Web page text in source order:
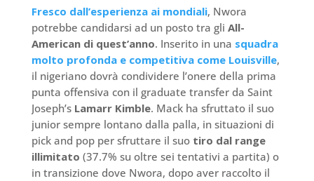
Fresco dall’esperienza ai mondiali, Nwora
potrebbe candidarsi ad un posto tra gli All-
American di quest’anno. Inserito in una squadra
molto profonda e competitiva come Louisville,
il nigeriano dovrà condividere l’onere della prima
punta offensiva con il graduate transfer da Saint
Joseph’s Lamarr Kimble. Mack ha sfruttato il suo
junior sempre lontano dalla palla, in situazioni di
pick and pop per sfruttare il suo tiro dal range
illimitato (37.7% su oltre sei tentativi a partita) o
in transizione dove Nwora, dopo aver raccolto il